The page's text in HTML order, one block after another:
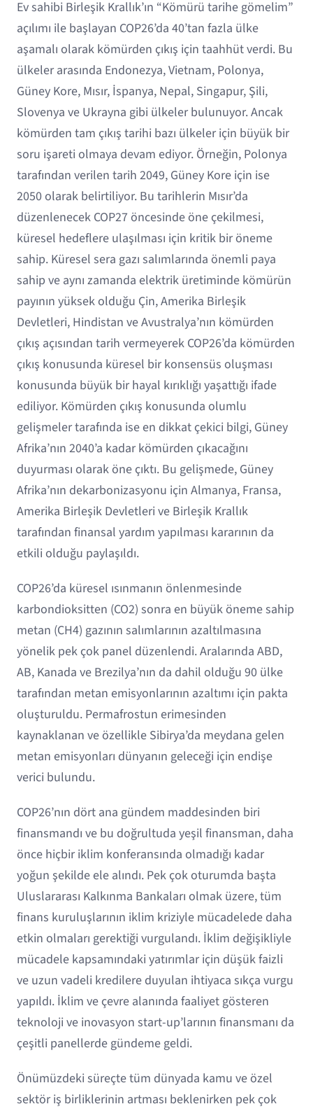
Ev sahibi Birleşik Krallık’ın “Kömürü tarihe gömelim”
açılımı ile başlayan COP26’da 40’tan fazla ülke
aşamalı olarak kömürden çıkış için taahhüt verdi. Bu
ülkeler arasında Endonezya, Vietnam, Polonya,
Güney Kore, Mısır, İspanya, Nepal, Singapur, Şili,
Slovenya ve Ukrayna gibi ülkeler bulunuyor. Ancak
kömürden tam çıkış tarihi bazı ülkeler için büyük bir
soru işareti olmaya devam ediyor. Örneğin, Polonya
tarafından verilen tarih 2049, Güney Kore için ise
2050 olarak belirtiliyor. Bu tarihlerin Mısır’da
düzenlenecek COP27 öncesinde öne çekilmesi,
küresel hedeflere ulaşılması için kritik bir öneme
sahip. Küresel sera gazı salımlarında önemli paya
sahip ve aynı zamanda elektrik üretiminde kömürün
payının yüksek olduğu Çin, Amerika Birleşik
Devletleri, Hindistan ve Avustralya’nın kömürden
çıkış açısından tarih vermeyerek COP26’da kömürden
çıkış konusunda küresel bir konsensüs oluşması
konusunda büyük bir hayal kırıklığı yaşattığı ifade
ediliyor. Kömürden çıkış konusunda olumlu
gelişmeler tarafında ise en dikkat çekici bilgi, Güney
Afrika’nın 2040’a kadar kömürden çıkacağını
duyurması olarak öne çıktı. Bu gelişmede, Güney
Afrika’nın dekarbonizasyonu için Almanya, Fransa,
Amerika Birleşik Devletleri ve Birleşik Krallık
tarafından finansal yardım yapılması kararının da
etkili olduğu paylaşıldı.
COP26’da küresel ısınmanın önlenmesinde
karbondioksitten (CO2) sonra en büyük öneme sahip
metan (CH4) gazının salımlarının azaltılmasına
yönelik pek çok panel düzenlendi. Aralarında ABD,
AB, Kanada ve Brezilya’nın da dahil olduğu 90 ülke
tarafından metan emisyonlarının azaltımı için pakta
oluşturuldu. Permafrostun erimesinden
kaynaklanan ve özellikle Sibirya’da meydana gelen
metan emisyonları dünyanın geleceği için endişe
verici bulundu.
COP26’nın dört ana gündem maddesinden biri
finansmandı ve bu doğrultuda yeşil finansman, daha
önce hiçbir iklim konferansında olmadığı kadar
yoğun şekilde ele alındı. Pek çok oturumda başta
Uluslararası Kalkınma Bankaları olmak üzere, tüm
finans kuruluşlarının iklim kriziyle mücadelede daha
etkin olmaları gerektiği vurgulandı. İklim değişikliyle
mücadele kapsamındaki yatırımlar için düşük faizli
ve uzun vadeli kredilere duyulan ihtiyaca sıkça vurgu
yapıldı. İklim ve çevre alanında faaliyet gösteren
teknoloji ve inovasyon start-up’larının finansmanı da
çeşitli panellerde gündeme geldi.
Önümüzdeki süreçte tüm dünyada kamu ve özel
sektör iş birliklerinin artması beklenirken pek çok